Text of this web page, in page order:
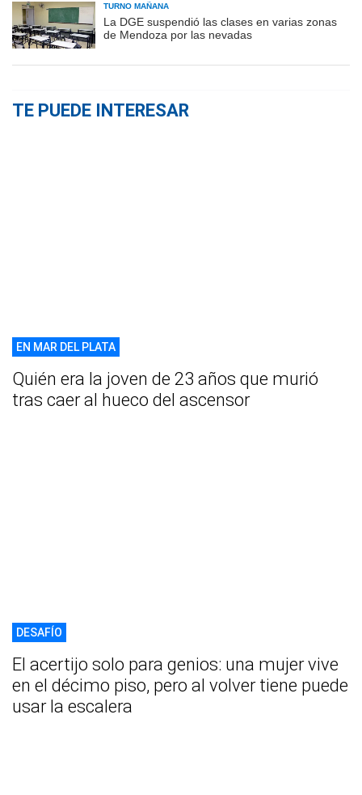
TURNO MAÑANA
La DGE suspendió las clases en varias zonas
de Mendoza por las nevadas
TE PUEDE INTERESAR
EN MAR DEL PLATA
Quién era la joven de 23 años que murió
tras caer al hueco del ascensor
DESAFÍO
El acertijo solo para genios: una mujer vive
en el décimo piso, pero al volver tiene puede
usar la escalera